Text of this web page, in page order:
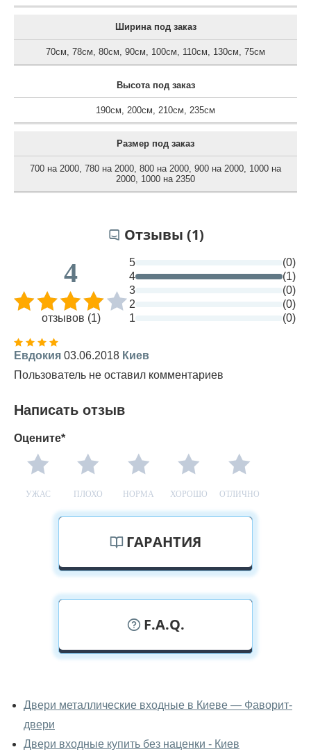
Ширина под заказ
70см, 78см, 80см, 90см, 100см, 110см, 130см, 75см
Высота под заказ
190см, 200см, 210см, 235см
Размер под заказ
700 на 2000, 780 на 2000, 800 на 2000, 900 на 2000, 1000 на
2000, 1000 на 2350
Отзывы (1)
4
отзывов (1)
5
(0)
4
(1)
3
(0)
2
(0)
1
(0)
Евдокия 03.06.2018 Киев
Пользователь не оставил комментариев
Написать отзыв
Оцените*
УЖАС ПЛОХО НОРМА ХОРОШО ОТЛИЧНО
ГАРАНТИЯ
F.A.Q.
входные вживую?
Да, можно посмотреть двери входные в нашем
фирменном салоне-магазине.
Двери металлические входные в Киеве — Фаворит-
двери
Двери входные купить без наценки - Киев